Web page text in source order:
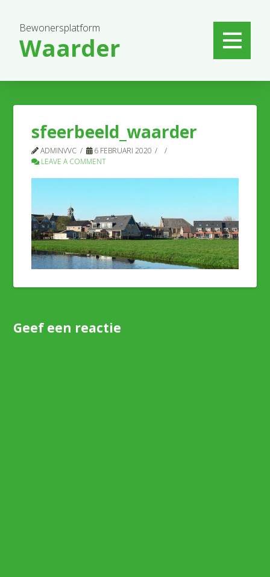
Bewonersplatform
Waarder
sfeerbeeld_waarder
ADMINVVC
6 FEBRUARI 2020
LEAVE A COMMENT
Geef een reactie